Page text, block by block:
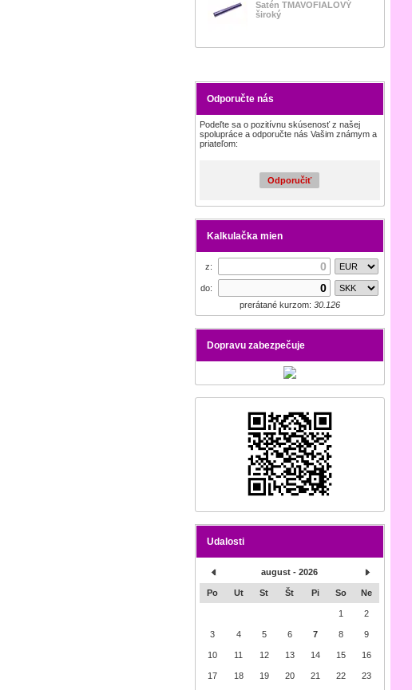
Satén TMAVOFIALOVÝ
široký
Odporučte nás
Podeľte sa o pozitívnu skúsenosť z našej
spolupráce a odporučte nás Vašim známym a
priateľom:
Odporučiť
Kalkulačka mien
z:
do:
prerátané kurzom: 30.126
Dopravu zabezpečuje
Udalosti
august - 2026
Po Ut St Št Pi So Ne
1 2
3 4 5 6 7 8 9
10 11 12 13 14 15 16
17 18 19 20 21 22 23